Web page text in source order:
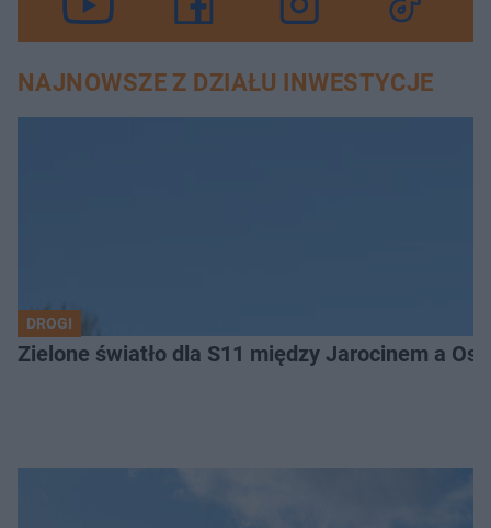
NAJNOWSZE Z DZIAŁU INWESTYCJE
DROGI
Zielone światło dla S11 między Jarocinem a